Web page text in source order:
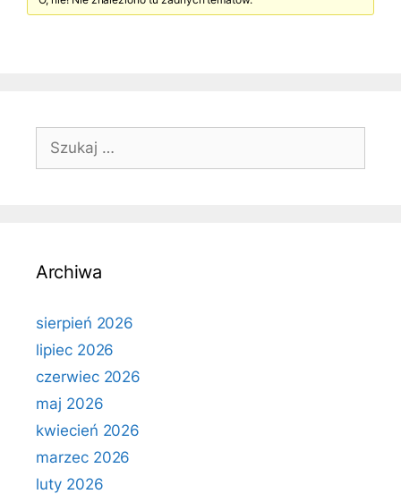
Szukaj:
Archiwa
sierpień 2026
lipiec 2026
czerwiec 2026
maj 2026
kwiecień 2026
marzec 2026
luty 2026